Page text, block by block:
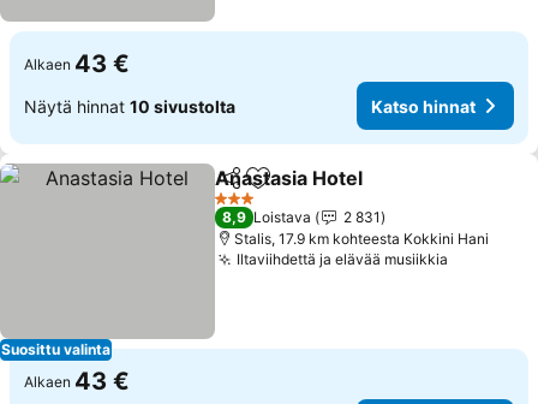
Alkaen 43 €
Näytä hinnat 10 sivustolta Katso hinnat
Suosittu valinta
Jaa Lisää suosikkeihin
Anastasia Hotel
3 Tähtiluokitus
8,9 Loistava
2 831
Stalis, 17.9 km kohteesta Kokkini Hani
Iltaviihdettä ja elävää musiikkia
Alkaen 43 €